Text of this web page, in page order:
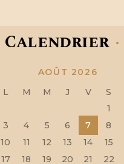
Calendrier
AOÛT 2026
L
M M J V S
1
3
4 5 6 7 8
10
11 12 13 14 15
17
18 19 20 21 22